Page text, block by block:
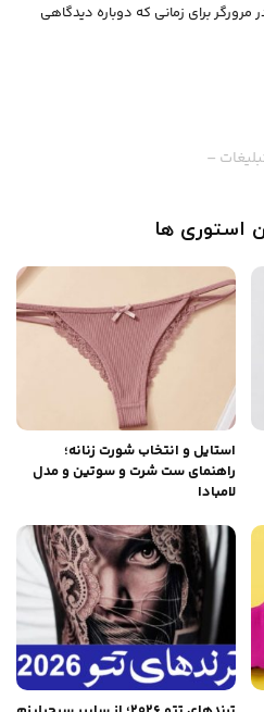
برای زمانی که دوباره دیدگاهی
–
استوری ها
استایل و انتخاب شورت زنانه؛
راهنمای ست شرت و سوتین و مدل
لامبادا